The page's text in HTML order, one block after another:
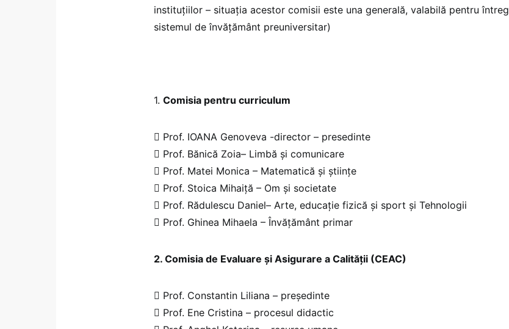
instituțiilor – situația acestor comisii este una generală, valabilă pentru întreg
sistemul de învățământ preuniversitar)
1. Comisia pentru curriculum
 Prof. IOANA Genoveva -director – presedinte
 Prof. Bănică Zoia– Limbă şi comunicare
 Prof. Matei Monica – Matematică şi ştiinţe
 Prof. Stoica Mihaiță – Om şi societate
 Prof. Rădulescu Daniel– Arte, educaţie fizică şi sport și Tehnologii
 Prof. Ghinea Mihaela – Învăţământ primar
2. Comisia de Evaluare și Asigurare a Calității (CEAC)
 Prof. Constantin Liliana – președinte
 Prof. Ene Cristina – procesul didactic